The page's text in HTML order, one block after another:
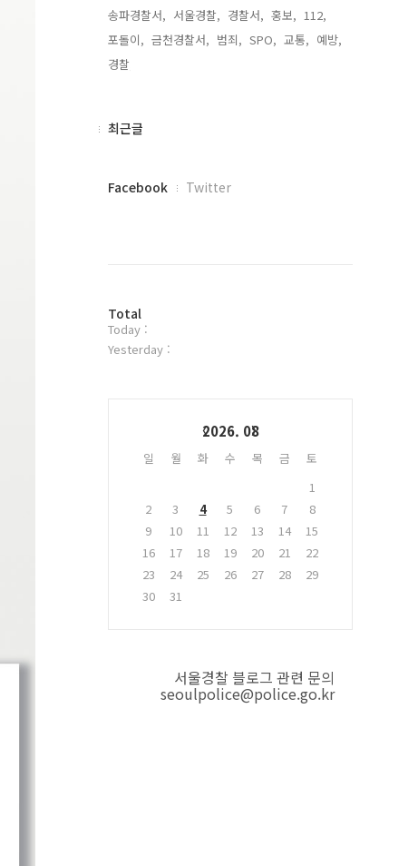
송파경찰서, 서울경찰, 경찰서, 홍보, 112,
포돌이, 금천경찰서, 범죄, SPO, 교통, 예방,
경찰,
최
최근글
페
플
러
그
Facebook Twitter
방
문
자
Total
Today :
Yesterday :
2026. 08
일 월 화 수 목 금
토
1
2
3 4 5 6 7
8
9
10 11 12 13 14
15
16
17 18 19 20 21
22
23
24 25 26 27 28
29
30
31
서울경찰 블로그 관련 문의
seoulpolice@police.go.kr